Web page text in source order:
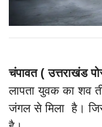
चंपावत ( उत्तराखंड
लापता युवक का शव
जंगल से मिला है।